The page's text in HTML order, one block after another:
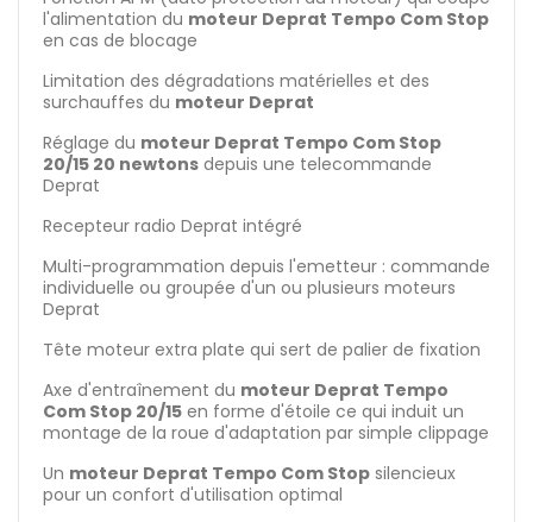
l'alimentation du moteur Deprat Tempo Com Stop
en cas de blocage
Limitation des dégradations matérielles et des
surchauffes du moteur Deprat
Réglage du moteur Deprat Tempo Com Stop
20/15 20 newtons depuis une telecommande
Deprat
Recepteur radio Deprat intégré
Multi-programmation depuis l'emetteur : commande
individuelle ou groupée d'un ou plusieurs moteurs
Deprat
Tête moteur extra plate qui sert de palier de fixation
Axe d'entraînement du moteur Deprat Tempo
Com Stop 20/15 en forme d'étoile ce qui induit un
montage de la roue d'adaptation par simple clippage
Un moteur Deprat Tempo Com Stop silencieux
pour un confort d'utilisation optimal